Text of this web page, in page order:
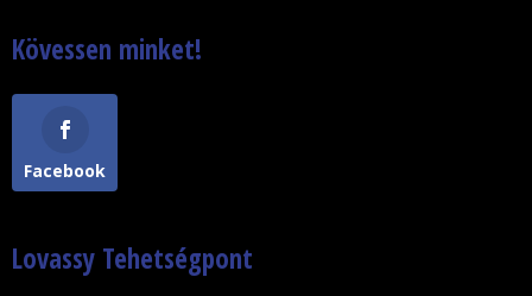
Kövessen minket!
Facebook
Lovassy Tehetségpont